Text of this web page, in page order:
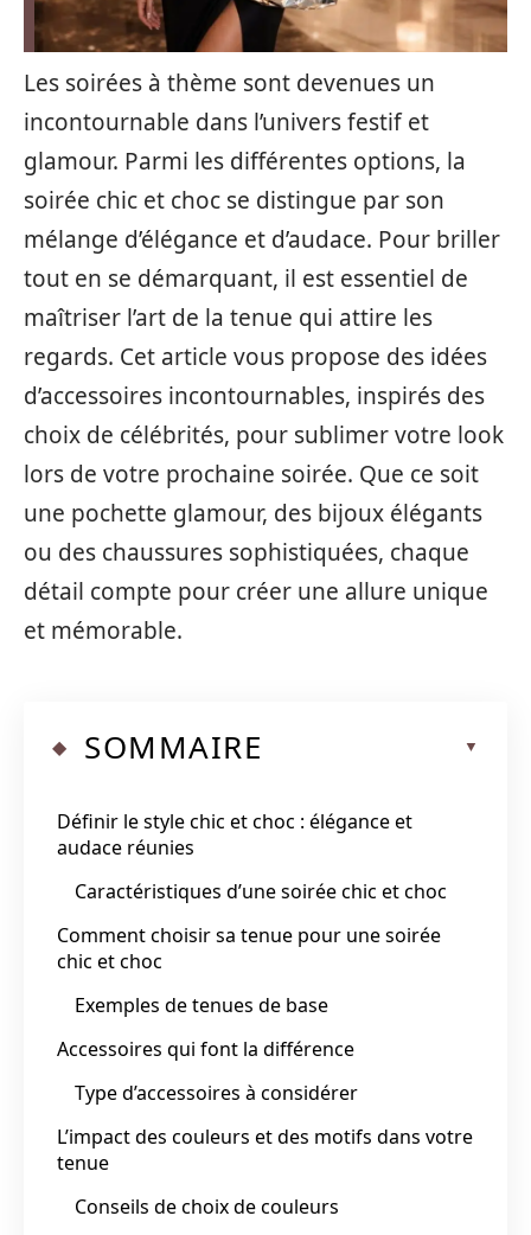
Les soirées à thème sont devenues un
incontournable dans l’univers festif et
glamour. Parmi les différentes options, la
soirée chic et choc se distingue par son
mélange d’élégance et d’audace. Pour briller
tout en se démarquant, il est essentiel de
maîtriser l’art de la tenue qui attire les
regards. Cet article vous propose des idées
d’accessoires incontournables, inspirés des
choix de célébrités, pour sublimer votre look
lors de votre prochaine soirée. Que ce soit
une pochette glamour, des bijoux élégants
ou des chaussures sophistiquées, chaque
détail compte pour créer une allure unique
et mémorable.
SOMMAIRE
Définir le style chic et choc : élégance et
audace réunies
Caractéristiques d’une soirée chic et choc
Comment choisir sa tenue pour une soirée
chic et choc
Exemples de tenues de base
Accessoires qui font la différence
Type d’accessoires à considérer
L’impact des couleurs et des motifs dans votre
tenue
Conseils de choix de couleurs